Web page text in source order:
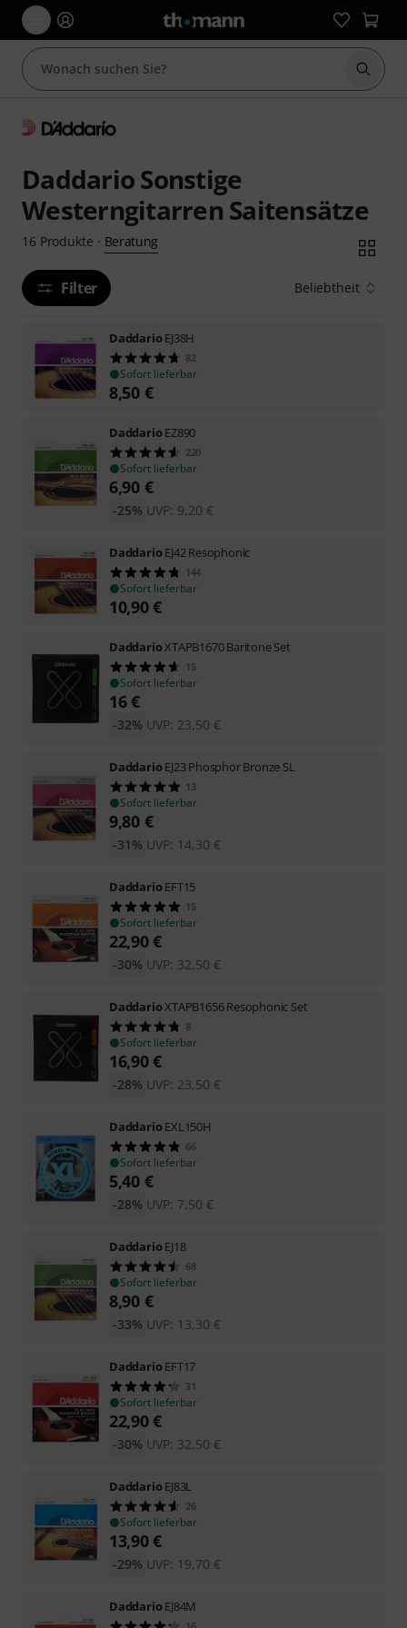
Suche
Daddario Sonstige
Westerngitarren Saitensätze
16 Produkte · Beratung
Filter Beliebtheit
DaddarioEJ38H
82
Sofort lieferbar
8,50 €
DaddarioEZ890
220
Sofort lieferbar
6,90 €
UVP: 9,20 €
-25%
DaddarioEJ42 Resophonic
144
Sofort lieferbar
10,90€
DaddarioXTAPB1670 Baritone Set
15
Sofort lieferbar
16€
UVP: 23,50 €
-32%
DaddarioEJ23 Phosphor Bronze SL
13
Sofort lieferbar
9,80 €
UVP: 14,30 €
-31%
DaddarioEFT15
15
Sofort lieferbar
22,90€
UVP: 32,50 €
-30%
DaddarioXTAPB1656 Resophonic Set
8
Sofort lieferbar
16,90€
UVP: 23,50 €
-28%
DaddarioEXL150H
66
Sofort lieferbar
5,40 €
UVP: 7,50 €
-28%
DaddarioEJ18
68
Sofort lieferbar
8,90 €
UVP: 13,30 €
-33%
DaddarioEFT17
31
Sofort lieferbar
22,90€
UVP: 32,50 €
-30%
DaddarioEJ83L
26
Sofort lieferbar
13,90€
UVP: 19,70 €
-29%
DaddarioEJ84M